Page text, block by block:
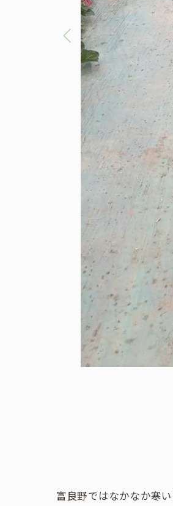
富良野ではなかなか寒